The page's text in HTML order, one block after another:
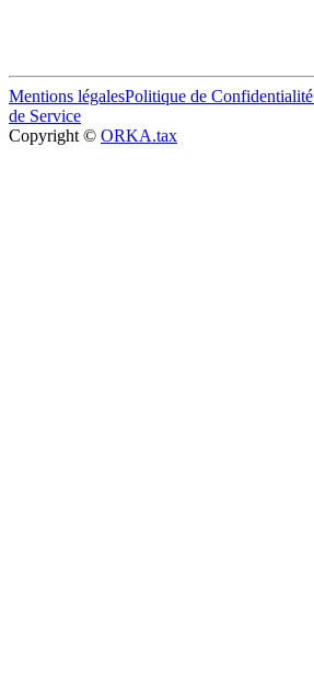
Mentions légalesPolitique de Confidentialité
de Service
Copyright © ORKA.tax